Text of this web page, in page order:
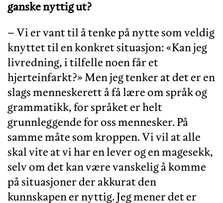
ganske nyttig ut?
– Vi er vant til å tenke på nytte som veldig
knyttet til en konkret situasjon: «Kan jeg
livredning, i tilfelle noen får et
hjerteinfarkt?» Men jeg tenker at det er en
slags menneskerett å få lære om språk og
grammatikk, for språket er helt
grunnleggende for oss mennesker. På
samme måte som kroppen. Vi vil at alle
skal vite at vi har en lever og en magesekk,
selv om det kan være vanskelig å komme
på situasjoner der akkurat den
kunnskapen er nyttig. Jeg mener det er